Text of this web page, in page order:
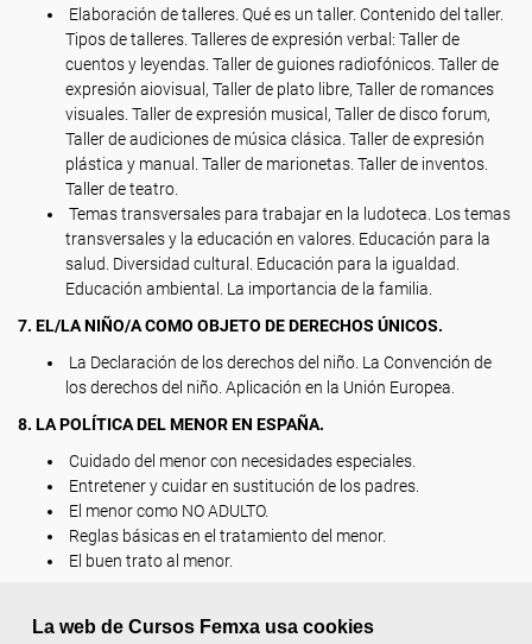
La web de Cursos Femxa usa cookies
Elaboración de talleres. Qué es un taller. Contenido del taller.
Tipos de talleres. Talleres de expresión verbal: Taller de
cuentos y leyendas. Taller de guiones radiofónicos. Taller de
expresión aiovisual, Taller de plato libre, Taller de romances
visuales. Taller de expresión musical, Taller de disco forum,
Taller de audiciones de música clásica. Taller de expresión
plástica y manual. Taller de marionetas. Taller de inventos.
Taller de teatro.
Temas transversales para trabajar en la ludoteca. Los temas
transversales y la educación en valores. Educación para la
salud. Diversidad cultural. Educación para la igualdad.
Educación ambiental. La importancia de la familia.
7. EL/LA NIÑO/A COMO OBJETO DE DERECHOS ÚNICOS.
La Declaración de los derechos del niño. La Convención de
los derechos del niño. Aplicación en la Unión Europea.
8. LA POLÍTICA DEL MENOR EN ESPAÑA.
Cuidado del menor con necesidades especiales.
Entretener y cuidar en sustitución de los padres.
El menor como NO ADULTO.
Reglas básicas en el tratamiento del menor.
El buen trato al menor.
DISCAPACIDAD.